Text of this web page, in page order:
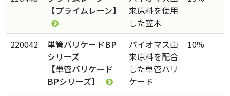
【プライムレーン】
来原料を使用
した笠木
220042
単管バリケードBP
シリーズ
【単管バリケード
BPシリーズ】
バイオマス由
来原料を配合
した単管バリ
ケード
10%